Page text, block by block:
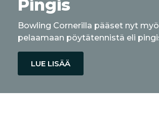
Pingis
Bowling Cornerilla pääset nyt
pelaamaan pöytätennistä eli
LUE LISÄÄ